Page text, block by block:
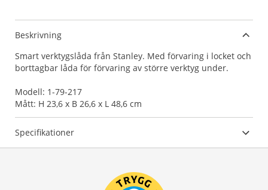
Beskrivning
Smart verktygslåda från Stanley. Med förvaring i locket och
borttagbar låda för förvaring av större verktyg under.
Modell: 1-79-217
Mått: H 23,6 x B 26,6 x L 48,6 cm
Specifikationer